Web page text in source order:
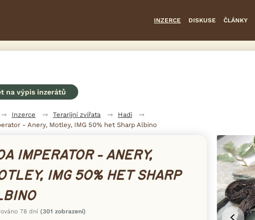
INZERCE DISKUSE ČLÁNKY
na výpis inzerátů
Inzerce Terarijní zvířata
Hadi
- Anery, Motley, IMG 50% het Sharp Albino
IMPERATOR - ANERY,
IMG 50% HET SHARP
78 dní (301 zobrazení)